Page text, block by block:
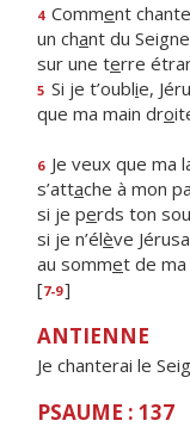
4 Comment
un chant du
sur une terre
5 Si je t’oublie,
que ma main dro
6 Je veux que ma
s’attache à mon
si je perds ton
si je n’élève
au sommet de ma
[7-9]
ANTIENNE
Je chanterai le
PSAUME : 137